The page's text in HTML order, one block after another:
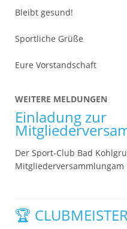
Bleibt gesund!
Sportliche Grüße
Eure Vorstandschaft
WEITERE MELDUNGEN
Einladung zur
Der Sport-Club Bad
Mitgliederversammlungam
🏆